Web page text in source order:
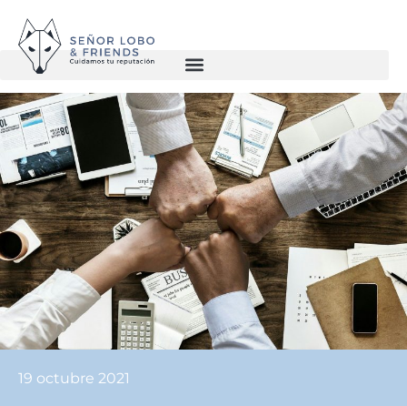
19 octubre 2021